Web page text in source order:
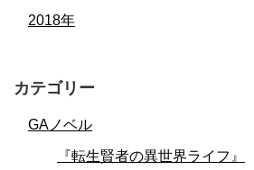
2018年
カテゴリー
GAノベル
『転生賢者の異世界ライフ』